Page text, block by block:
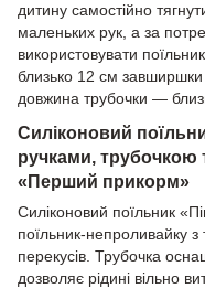
дитину самостійно
маленьких рук, а за
використовувати
близько 12 см
довжина трубочки —
Силіконовий
ручками, трубочкою
«Перший прикорм»
Силіконовий поїльник
поїльник-непроливайку
перекусів. Трубочка
дозволяє рідині вільно